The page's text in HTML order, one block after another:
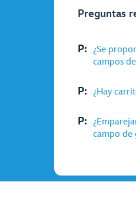
Preguntas
P: ¿Se
campos
P: ¿Hay
P:
campo de